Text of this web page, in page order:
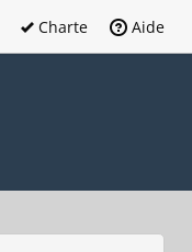
Charte Aide